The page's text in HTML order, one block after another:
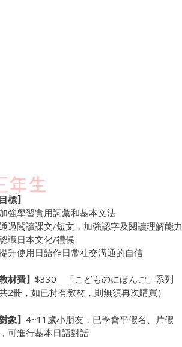
年生
標】
加強學習實用詞彙和基本文法
過閲讀課文/短文，加強認字及閱讀理解能力
識日本文化/禮儀
提升使用日語作日常社交溝通的自信
教材費】 $330 「こどものにほんご」系列
共2冊，如已持有教材，則無須再次購買）
象】 4~11歲小朋友，已學會平假名、片假
可進行基本日語對話